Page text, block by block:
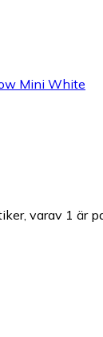
Mini White
varav 1 är